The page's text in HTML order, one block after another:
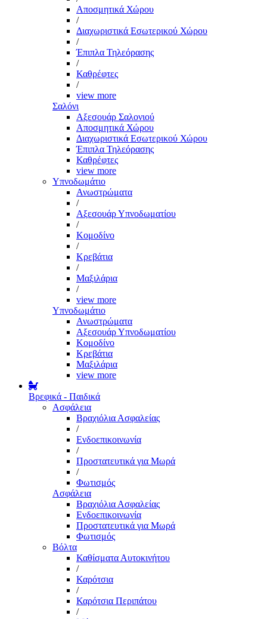
Αποσμητικά Χώρου
/
Διαχωριστικά Εσωτερικού Χώρου
/
Έπιπλα Τηλεόρασης
/
Καθρέφτες
/
view more
Σαλόνι
Αξεσουάρ Σαλονιού
Αποσμητικά Χώρου
Διαχωριστικά Εσωτερικού Χώρου
Έπιπλα Τηλεόρασης
Καθρέφτες
view more
Υπνοδωμάτιο
Ανωστρώματα
/
Αξεσουάρ Υπνοδωματίου
/
Κομοδίνο
/
Κρεβάτια
/
Μαξιλάρια
/
view more
Υπνοδωμάτιο
Ανωστρώματα
Αξεσουάρ Υπνοδωματίου
Κομοδίνο
Κρεβάτια
Μαξιλάρια
view more
Βρεφικά - Παιδικά
Ασφάλεια
Βραχιόλια Ασφαλείας
/
Ενδοεπικοινωνία
/
Προστατευτικά για Μωρά
/
Φωτισμός
Ασφάλεια
Βραχιόλια Ασφαλείας
Ενδοεπικοινωνία
Προστατευτικά για Μωρά
Φωτισμός
Βόλτα
Καθίσματα Αυτοκινήτου
/
Καρότσια
/
Καρότσια Περιπάτου
/